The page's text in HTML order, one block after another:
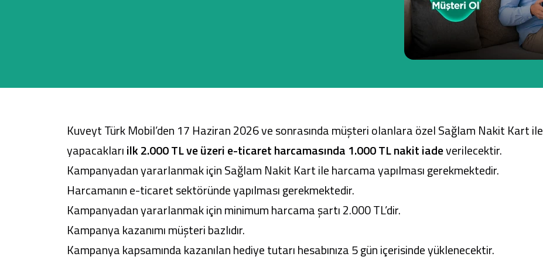
Araç Finansmanı
Yatırım Fonları
Tarım Finansmanı
Kuveyt Türk Mobil’den 17 Haziran 2026 ve sonrasında müşteri olanlara özel Sağlam Nakit Kart ile
yapacaklarıilk 2.000 TL ve üzeri e-ticaret harcamasında 1.000 TL nakit iadeverilecektir.
Kampanyadan yararlanmak için Sağlam Nakit Kart ile harcama yapılması gerekmektedir.
Harcamanın e-ticaret sektöründe yapılması gerekmektedir.
Kampanyadan yararlanmak için minimum harcama şartı 2.000 TL’dir.
Kampanya kazanımı müşteri bazlıdır.
Kampanya kapsamında kazanılan hediye tutarı hesabınıza 5 gün içerisinde yüklenecektir.